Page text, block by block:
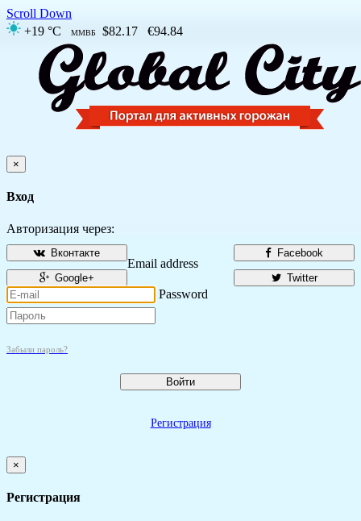
Scroll Down
+19 °C
ММВБ $82.17 €94.84
×
Вход
Авторизация через:
Facebook
Вконтакте
Twitter
Google+
Email address
Password
Забыли пароль?
Войти
Регистрация
×
Регистрация